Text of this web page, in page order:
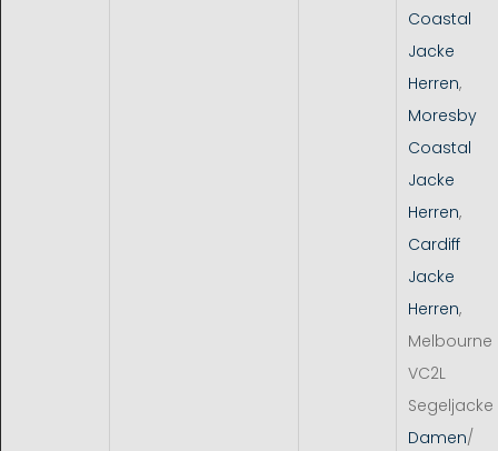
Coastal
Jacke
Herren,
Moresby
Coastal
Jacke
Herren,
Cardiff
Jacke
Herren,
Melbourne
VC2L
Segeljacke
Damen/